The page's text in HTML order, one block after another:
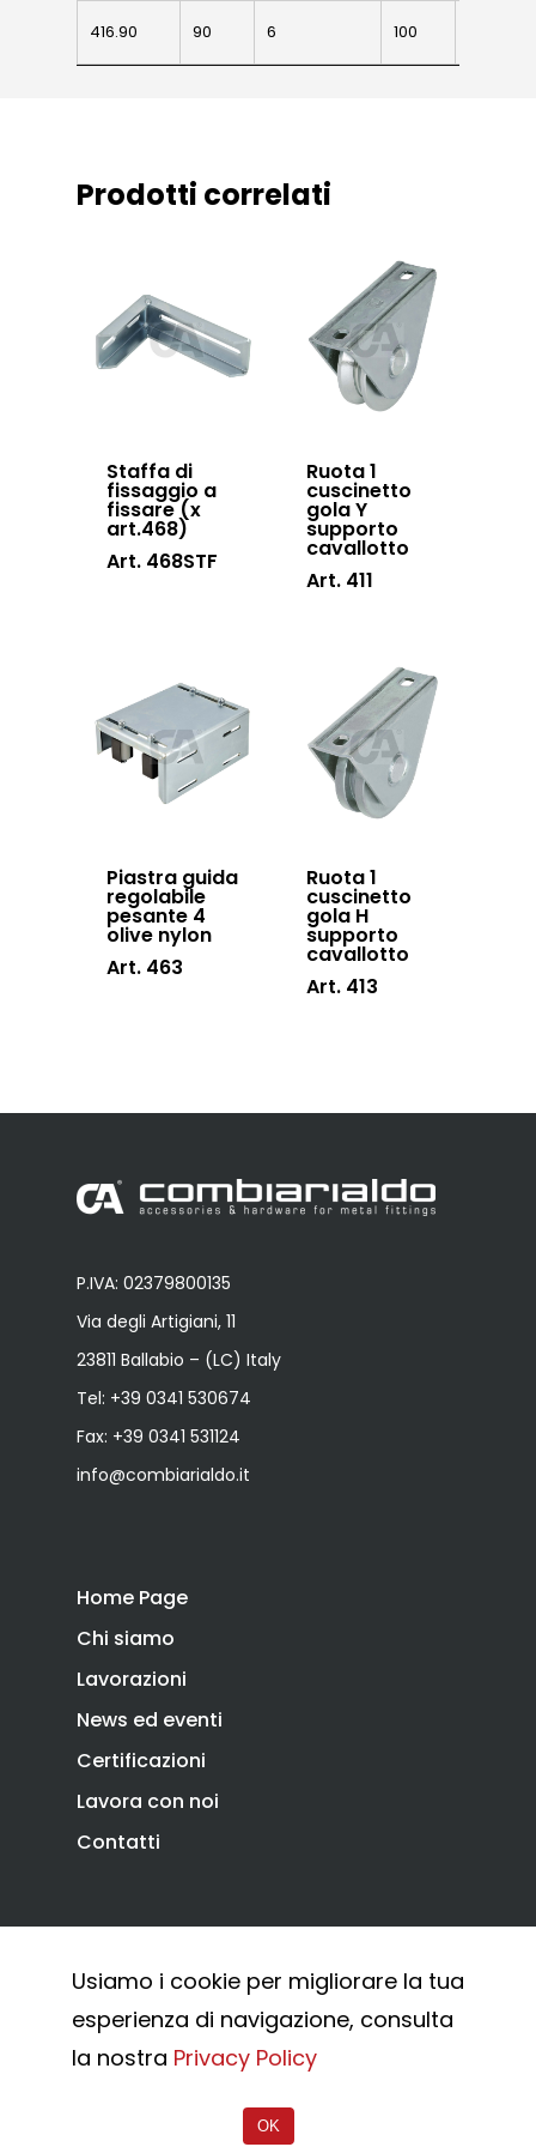
416.90 90 6 100
416.90
Prodotti correlati
Staffa di
fissaggio a
fissare (x
art.468)
Art. 468STF
Ruota 1
cuscinetto
gola Y
supporto
cavallotto
Art. 411
Piastra guida
regolabile
pesante 4
olive nylon
Art. 463
Ruota 1
cuscinetto
gola H
supporto
cavallotto
Art. 413
P.IVA: 02379800135
Via degli Artigiani, 11
23811 Ballabio – (LC) Italy
Tel: +39 0341 530674
Fax: +39 0341 531124
info@combiarialdo.it
Home Page
Chi siamo
Lavorazioni
News ed eventi
Certificazioni
Lavora con noi
Contatti
Privacy Policy
Cookie Policy
Whistleblowing
© 2026 Combi Arialdo.
Swing gates
accessories
Usiamo i cookie per migliorare la tua
esperienza di navigazione, consulta
la nostra Privacy Policy
OK